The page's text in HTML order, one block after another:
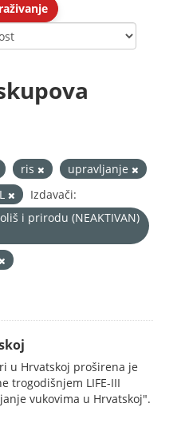
ris
upravljanje
Izdavači:
i prirodu (NEAKTIVAN)
u Hrvatskoj proširena je
trogodišnjem LIFE-III
vukovima u Hrvatskoj".